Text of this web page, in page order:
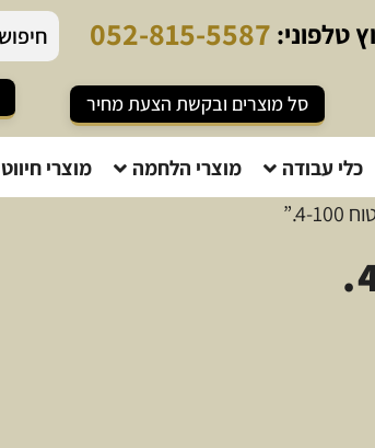
טלפוני: 52-815-5587
סל מוצרים ובקשת הצעת מחיר
כלי עבודה מוצרי הלחמה מוצרי חיווט